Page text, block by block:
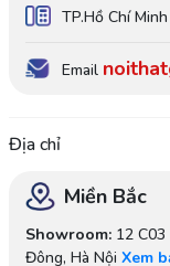
TP.Hồ Chí Minh
Email
Địa chỉ
Miền Bắc
Showroom:12 C03
Đông, Hà Nội Xem